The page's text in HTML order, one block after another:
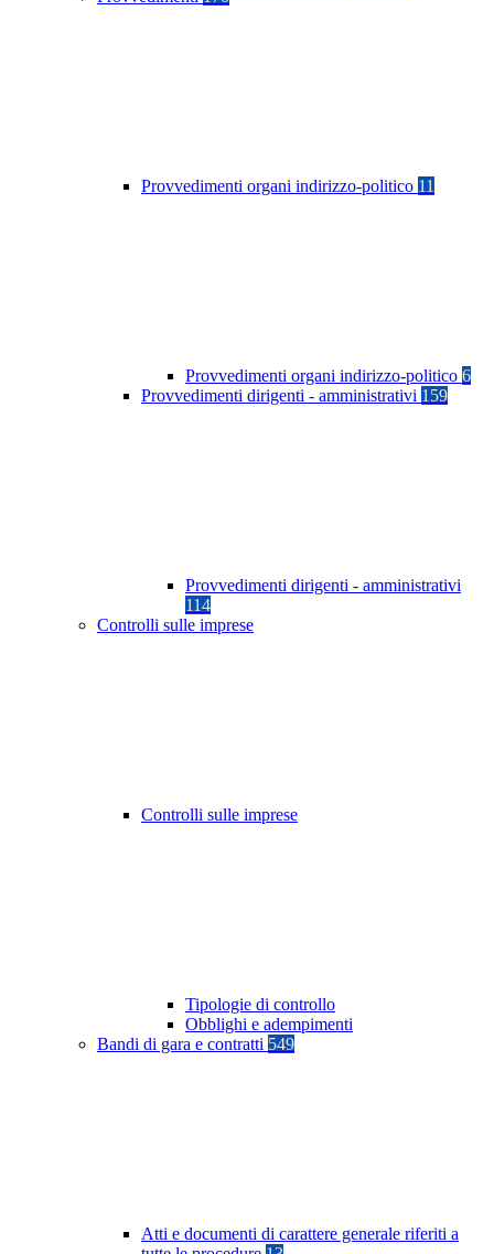
Provvedimenti organi indirizzo-politico 11
Provvedimenti organi indirizzo-politico 6
Provvedimenti dirigenti - amministrativi 159
Provvedimenti dirigenti - amministrativi
114
Controlli sulle imprese
Controlli sulle imprese
Tipologie di controllo
Obblighi e adempimenti
Bandi di gara e contratti 549
Atti e documenti di carattere generale riferiti a